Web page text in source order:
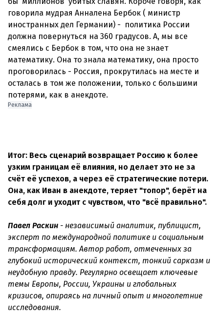
говорила мудрая Анналена Бербок ( министр
иностранных дел Германии) - политика России
должна повернуться на 360 градусов. А, мы все
смеялись с Бербок в том, что она не знает
математику. Она то знала математику, она просто
проговорилась - Россия, прокрутилась на месте и
осталась в том же положении, только с большими
потерями, как в анекдоте.
Реклама
Итог: Весь сценарий возвращает Россию к более
узким границам её влияния, но делает это не за
счёт её успехов, а через её стратегические потери.
Она, как Иван в анекдоте, теряет "топор", берёт на
себя долг и уходит с чувством, что "всё правильно".
Павел Раскин - независимый аналитик, публицист,
эксперт по международной политике и социальным
трансформациям. Автор работ, отмеченных за
глубокий исторический контекст, тонкий сарказм и
неудобную правду. Регулярно освещает ключевые
темы Европы, России, Украины и глобальных
кризисов, опираясь на личный опыт и многолетние
исследования.